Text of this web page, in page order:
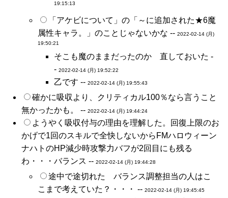
19:15:13
「アケビについて」の「～に追加された★6魔
属性キャラ。」のことじゃないかな -- 2022-02-14 (月)
19:50:21
そこも魔のままだったのか 直しておいた -
- 2022-02-14 (月) 19:52:22
乙です -- 2022-02-14 (月) 19:55:43
確かに吸収より、クリティカル100％なら言うこと
無かったかも。 -- 2022-02-14 (月) 19:44:24
ようやく吸収付与の理由を理解した。回復上限のお
かげで1回のスキルで全快しないからFMハロウィーン
ナハトのHP減少時攻撃力バフが2回目にも残る
わ・・・バランス -- 2022-02-14 (月) 19:44:28
途中で途切れた バランス調整担当の人はこ
こまで考えていた？・・・ -- 2022-02-14 (月) 19:45:45